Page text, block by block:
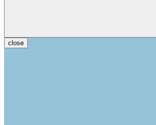
close